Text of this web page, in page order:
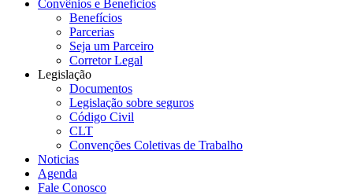
Convênios e Benefícios
Benefícios
Parcerias
Seja um Parceiro
Corretor Legal
Legislação
Documentos
Legislação sobre seguros
Código Civil
CLT
Convenções Coletivas de Trabalho
Noticias
Agenda
Fale Conosco